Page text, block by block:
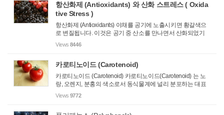
항산화제 (Antioxidants) 와 산화 스트레스 ( Oxida
tive Stress )
항산화제 (Antioxidants) 야채를 공기에 노출시키면 황갈색으
로 변질됩니다. 이것은 공기 중 산소를 만나면서 산화되었기
때문입니다. 레몬주스를 미리 야채에 뿌려주면 산화되지 않고
Views 8446
카로티노이드 (Carotenoid)
카로티노이드 (Carotenoid) 카로티노이드(Carotenoid) 는 노
랑, 오렌지, 분홍의 색소로서 동식물계에 널리 분포하는 대표
적인 천연색소. 체내에서 합성이 되지 않기 때문에 음식물 형
Views 9772